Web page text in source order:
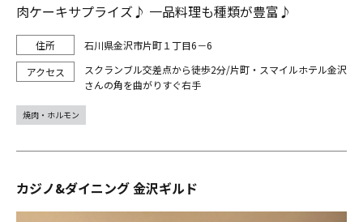
肉ケーキサプライズ♪ 一品料理も種類が豊富♪
石川県金沢市片町１丁目6－6
スクランブル交差点から徒歩2分/片町・スマイルホテル金沢
さんの角を曲がりすぐ右手
焼肉・ホルモン
カジノ&ダイニング 金沢ギルド